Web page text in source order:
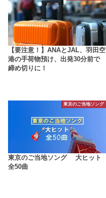
【要注意！】ANAとJAL、羽田空
港の手荷物預け、出発30分前で
締め切りに！
東京のご当地ソング
東京のご当地ソング 大ヒット
全50曲